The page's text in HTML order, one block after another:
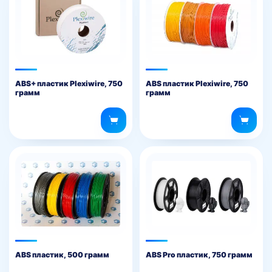
ABS+ пластик Plexiwire, 750
грамм
ABS пластик Plexiwire, 750
грамм
ABS пластик, 500 грамм ABS Pro пластик, 750 грамм